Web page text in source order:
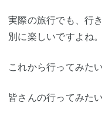
実際の旅行でも、行
別に楽しいですよね。
これから行ってみた
皆さんの行ってみた